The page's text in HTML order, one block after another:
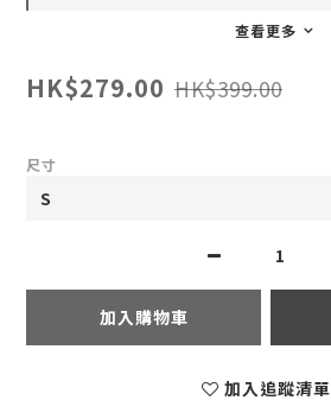
查看更多
HK$279.00 HK$399.00
尺寸
加入購物車
加入追蹤清單